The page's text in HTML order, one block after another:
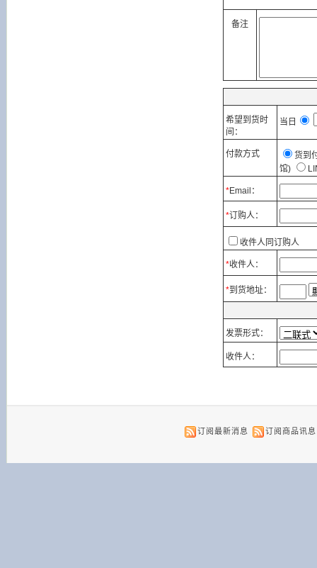
备注
希望到货时
间：
当日
付款方式
货到
馆)
*Email：
*订购人：
收件人同订购人
*收件人：
*到货地址：
发票形式：
收件人：
订阅最新消息 订阅商品讯息